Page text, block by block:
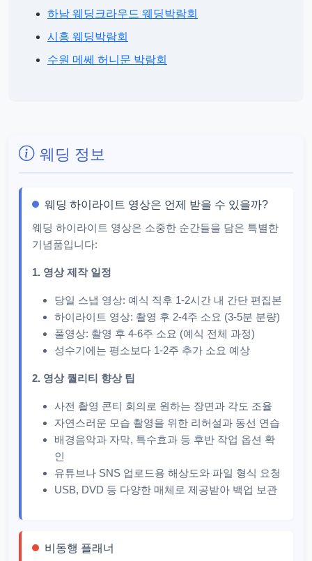
하남 웨딩크라우드 웨딩박람회
시흥 웨딩박람회
수원 메쎄 허니문 박람회
웨딩 정보
웨딩 하이라이트 영상은 언제 받을 수 있을까?
웨딩 하이라이트 영상은 소중한 순간들을 담은 특별한
기념품입니다:
1. 영상 제작 일정
당일 스냅 영상: 예식 직후 1-2시간 내 간단 편집본
하이라이트 영상: 촬영 후 2-4주 소요 (3-5분 분량)
풀영상: 촬영 후 4-6주 소요 (예식 전체 과정)
성수기에는 평소보다 1-2주 추가 소요 예상
2. 영상 퀄리티 향상 팁
사전 촬영 콘티 회의로 원하는 장면과 각도 조율
자연스러운 모습 촬영을 위한 리허설과 동선 연습
배경음악과 자막, 특수효과 등 후반 작업 옵션 확
인
유튜브나 SNS 업로드용 해상도와 파일 형식 요청
USB, DVD 등 다양한 매체로 제공받아 백업 보관
비동행 플래너